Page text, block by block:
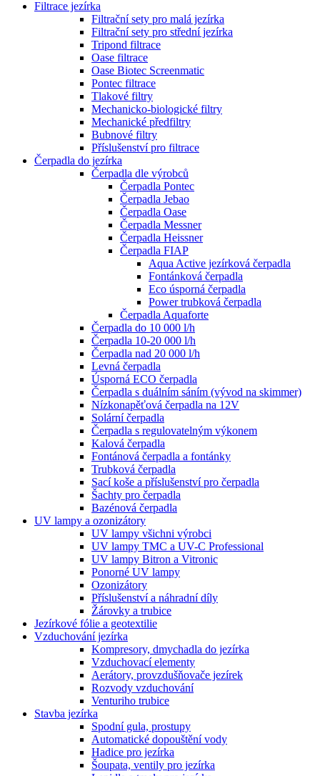
Filtrace jezírka
Filtrační sety pro malá jezírka
Filtrační sety pro střední jezírka
Tripond filtrace
Oase filtrace
Oase Biotec Screenmatic
Pontec filtrace
Tlakové filtry
Mechanicko-biologické filtry
Mechanické předfiltry
Bubnové filtry
Příslušenství pro filtrace
Čerpadla do jezírka
Čerpadla dle výrobců
Čerpadla Pontec
Čerpadla Jebao
Čerpadla Oase
Čerpadla Messner
Čerpadla Heissner
Čerpadla FIAP
Aqua Active jezírková čerpadla
Fontánková čerpadla
Eco úsporná čerpadla
Power trubková čerpadla
Čerpadla Aquaforte
Čerpadla do 10 000 l/h
Čerpadla 10-20 000 l/h
Čerpadla nad 20 000 l/h
Levná čerpadla
Úsporná ECO čerpadla
Čerpadla s duálním sáním (vývod na skimmer)
Nízkonapěťová čerpadla na 12V
Solární čerpadla
Čerpadla s regulovatelným výkonem
Kalová čerpadla
Fontánová čerpadla a fontánky
Trubková čerpadla
Sací koše a příslušenství pro čerpadla
Šachty pro čerpadla
Bazénová čerpadla
UV lampy a ozonizátory
UV lampy všichni výrobci
UV lampy TMC a UV-C Professional
UV lampy Bitron a Vitronic
Ponorné UV lampy
Ozonizátory
Příslušenství a náhradní díly
Žárovky a trubice
Jezírkové fólie a geotextilie
Vzduchování jezírka
Kompresory, dmychadla do jezírka
Vzduchovací elementy
Aerátory, provzdušňovače jezírek
Rozvody vzduchování
Venturiho trubice
Stavba jezírka
Spodní gula, prostupy
Automatické dopouštění vody
Hadice pro jezírka
Šoupata, ventily pro jezírka